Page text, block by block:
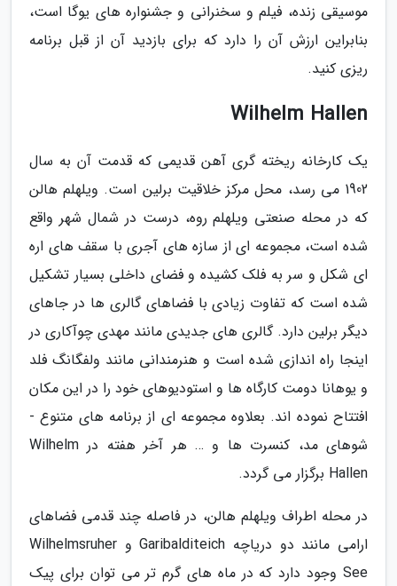
موسیقی زنده، فیلم و سخنرانی و جشنواره های یوگا است،
بنابراین ارزش آن را دارد که برای بازدید آن از قبل برنامه
ریزی کنید.
Wilhelm Hallen
یک کارخانه ریخته گری آهن قدیمی که قدمت آن به سال
1902 می رسد، محل مرکز خلاقیت برلین است. ویلهلم هالن
که در محله صنعتی ویلهلم روه، درست در شمال شهر واقع
شده است، مجموعه ای از سازه های آجری با سقف های اره
ای شکل و سر به فلک کشیده و فضای داخلی بسیار تشکیل
شده است که تفاوت زیادی با فضاهای گالری ها در جاهای
دیگر برلین دارد. گالری های جدیدی مانند مهدی چوآکاری در
اینجا راه اندازی شده است و هنرمندانی مانند ولفگانگ فلد
و یوهانا دومت کارگاه ها و استودیوهای خود را در این مکان
افتتاح نموده اند. بعلاوه مجموعه ای از برنامه های متنوع -
شوهای مد، کنسرت ها و … هر آخر هفته در Wilhelm
Hallen برگزار می گردد.
در محله اطراف ویلهلم هالن، در فاصله چند قدمی فضاهای
ارامی مانند دو دریاچه Garibalditeich و Wilhelmsruher
See وجود دارد که در ماه های گرم تر می توان برای پیک